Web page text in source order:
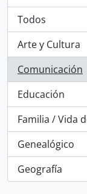
Todos
Arte y Cultura
, 1 resultados
Comunicación
, 1 resultados
Educación
, 1 resultados
Familia / Vida
, 1 resultados
Genealógico
, 1 resultados
Geografía
, 1 resultados